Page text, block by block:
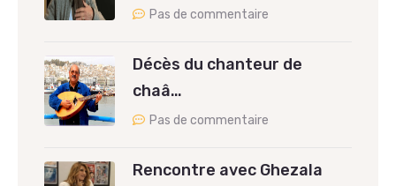
Pas de commentaire
Décès du chanteur de
chaâ…
Pas de commentaire
Rencontre avec Ghezala